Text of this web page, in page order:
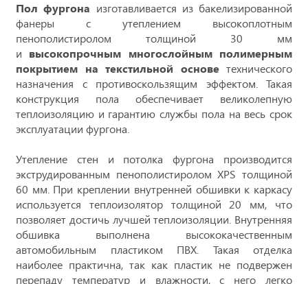
Пол фургона изготавливается из бакелизированной
фанеры с утеплением высокоплотным
пенополистиролом толщиной 30 мм
и высокопрочным многослойным полимерным
покрытием на текстильной основетехнического
назначения с противоскользящим эффектом. Такая
конструкция пола обеспечивает великолепную
теплоизоляцию и гарантию службы пола на весь срок
эксплуатации фургона.
Утепление стен и потолка фургона производится
экструдированным пенополистиролом XPS толщиной
60 мм. При креплении внутренней обшивки к каркасу
используется теплоизолятор толщиной 20 мм, что
позволяет достичь лучшей теплоизоляции. Внутренняя
обшивка выполнена высококачественным
автомобильным пластиком ПВХ. Такая отделка
наиболее практична, так как пластик не подвержен
перепаду температур и влажности, с него легко